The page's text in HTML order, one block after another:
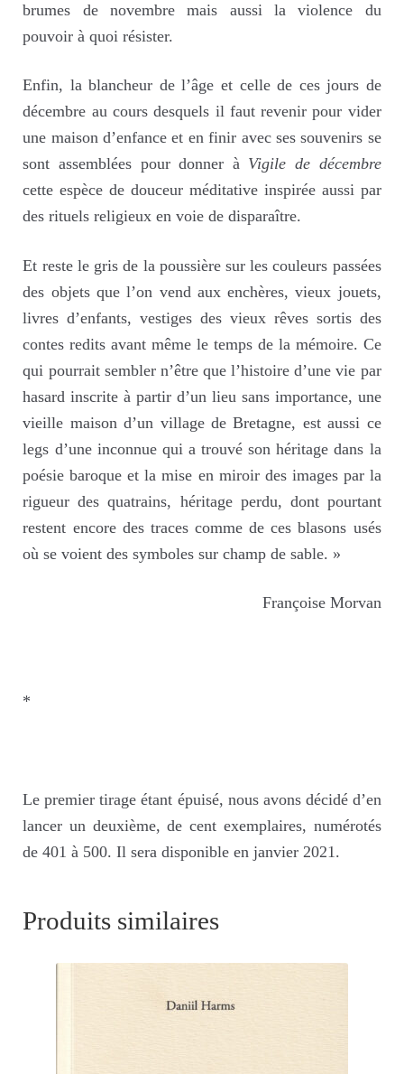
brumes de novembre mais aussi la violence du
pouvoir à quoi résister.
Enfin, la blancheur de l’âge et celle de ces jours de
décembre au cours desquels il faut revenir pour vider
une maison d’enfance et en finir avec ses souvenirs se
sont assemblées pour donner à Vigile de décembre
cette espèce de douceur méditative inspirée aussi par
des rituels religieux en voie de disparaître.
Et reste le gris de la poussière sur les couleurs passées
des objets que l’on vend aux enchères, vieux jouets,
livres d’enfants, vestiges des vieux rêves sortis des
contes redits avant même le temps de la mémoire. Ce
qui pourrait sembler n’être que l’histoire d’une vie par
hasard inscrite à partir d’un lieu sans importance, une
vieille maison d’un village de Bretagne, est aussi ce
legs d’une inconnue qui a trouvé son héritage dans la
poésie baroque et la mise en miroir des images par la
rigueur des quatrains, héritage perdu, dont pourtant
restent encore des traces comme de ces blasons usés
où se voient des symboles sur champ de sable. »
Françoise Morvan
*
Le premier tirage étant épuisé, nous avons décidé d’en
lancer un deuxième, de cent exemplaires, numérotés
de 401 à 500. Il sera disponible en janvier 2021.
Produits similaires